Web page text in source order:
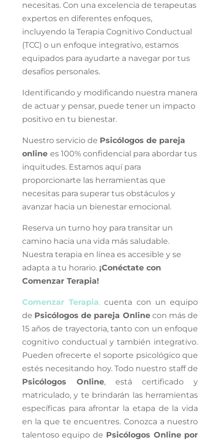
necesitas. Con una excelencia de terapeutas
expertos en diferentes enfoques,
incluyendo la Terapia Cognitivo Conductual
(TCC) o un enfoque integrativo, estamos
equipados para ayudarte a navegar por tus
desafíos personales.
Identificando y modificando nuestra manera
de actuar y pensar, puede tener un impacto
positivo en tu bienestar.
Nuestro servicio de Psicólogos de pareja
online es 100% confidencial para abordar tus
inquitudes. Estamos aquí para
proporcionarte las herramientas que
necesitas para superar tus obstáculos y
avanzar hacia un bienestar emocional.
Reserva un turno hoy para transitar un
camino hacia una vida más saludable.
Nuestra terapia en línea es accesible y se
adapta a tu horario. ¡Conéctate con
Comenzar Terapia!
Comenzar Terapia, cuenta con un equipo
de Psicólogos de pareja Onlinecon más de
15 años de trayectoria, tanto con un enfoque
cognitivo conductual y también integrativo.
Pueden ofrecerte el soporte psicológico que
estés necesitando hoy. Todo nuestro staff de
Psicólogos Online, está certificado y
matriculado, y te brindarán las herramientas
específicas para afrontar la etapa de la vida
en la que te encuentres. Conozca a nuestro
talentoso equipo de Psicólogos Online por